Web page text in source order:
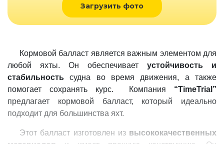
Загрузить фото
Кормовой балласт является важным элементом для
любой яхты. Он обеспечивает устойчивость и
стабильность судна во время движения, а также
помогает сохранять курс. Компания “TimeTrial”
предлагает кормовой балласт, который идеально
подходит для большинства яхт.
Этот балласт изготовлен из высококачественных